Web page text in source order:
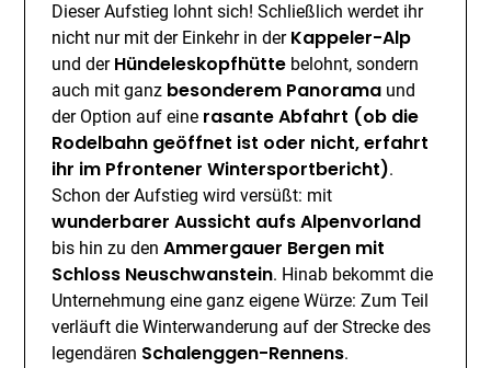
Dieser Aufstieg lohnt sich! Schließlich werdet ihr
nicht nur mit der Einkehr in der Kappeler-Alp
und der Hündeleskopfhütte belohnt, sondern
auch mit ganz besonderem Panorama und
der Option auf eine rasante Abfahrt (ob die
Rodelbahn geöffnet ist oder nicht, erfahrt
ihr im Pfrontener Wintersportbericht).
Schon der Aufstieg wird versüßt: mit
wunderbarer Aussicht aufs Alpenvorland
bis hin zu denAmmergauer Bergen mit
Schloss Neuschwanstein. Hinab bekommt die
Unternehmung eine ganz eigene Würze: Zum Teil
verläuft die Winterwanderung auf der Strecke des
legendären Schalenggen-Rennens.